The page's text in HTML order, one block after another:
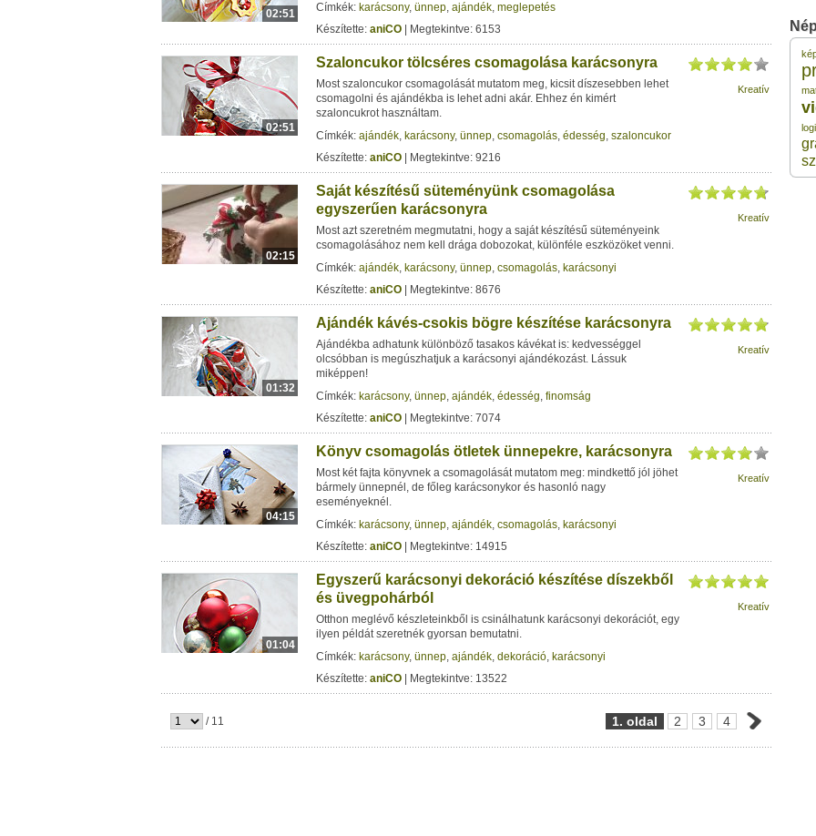
02:51
Címkék: karácsony, ünnep, ajándék, meglepetés
Készítette: aniCO | Megtekintve: 6153
02:51
Szaloncukor tölcséres csomagolása karácsonyra
Most szaloncukor csomagolását mutatom meg, kicsit díszesebben lehet
csomagolni és ajándékba is lehet adni akár. Ehhez én kimért
szaloncukrot használtam.
Címkék: ajándék, karácsony, ünnep, csomagolás, édesség, szaloncukor
Készítette: aniCO | Megtekintve: 9216
Kreatív
02:15
Saját készítésű süteményünk csomagolása
egyszerűen karácsonyra
Most azt szeretném megmutatni, hogy a saját készítésű süteményeink
csomagolásához nem kell drága dobozokat, különféle eszközöket venni.
Címkék: ajándék, karácsony, ünnep, csomagolás, karácsonyi
Készítette: aniCO | Megtekintve: 8676
Kreatív
01:32
Ajándék kávés-csokis bögre készítése karácsonyra
Ajándékba adhatunk különböző tasakos kávékat is: kedvességgel
olcsóbban is megúszhatjuk a karácsonyi ajándékozást. Lássuk
miképpen!
Címkék: karácsony, ünnep, ajándék, édesség, finomság
Készítette: aniCO | Megtekintve: 7074
Kreatív
04:15
Könyv csomagolás ötletek ünnepekre, karácsonyra
Most két fajta könyvnek a csomagolását mutatom meg: mindkettő jól jöhet
bármely ünnepnél, de főleg karácsonykor és hasonló nagy
eseményeknél.
Címkék: karácsony, ünnep, ajándék, csomagolás, karácsonyi
Készítette: aniCO | Megtekintve: 14915
Kreatív
01:04
Egyszerű karácsonyi dekoráció készítése díszekből
és üvegpohárból
Otthon meglévő készleteinkből is csinálhatunk karácsonyi dekorációt, egy
ilyen példát szeretnék gyorsan bemutatni.
Címkék: karácsony, ünnep, ajándék, dekoráció, karácsonyi
Készítette: aniCO | Megtekintve: 13522
Kreatív
/ 11 1. oldal 2 3 4
1